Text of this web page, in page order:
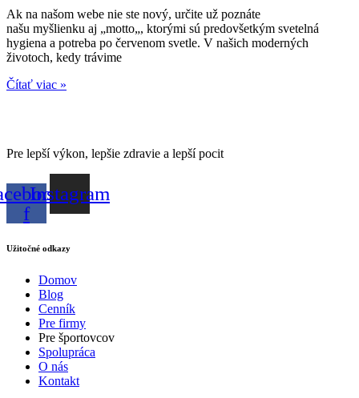
Ak na našom webe nie ste nový, určite už poznáte
našu myšlienku aj „motto„, ktorými sú predovšetkým svetelná
hygiena a potreba po červenom svetle. V našich moderných
životoch, kedy trávime
Čítať viac »
Pre lepší výkon, lepšie zdravie a lepší pocit
f
Instagram
Užitočné odkazy
Domov
Blog
Cenník
Pre firmy
Pre športovcov
Spolupráca
O nás
Kontakt